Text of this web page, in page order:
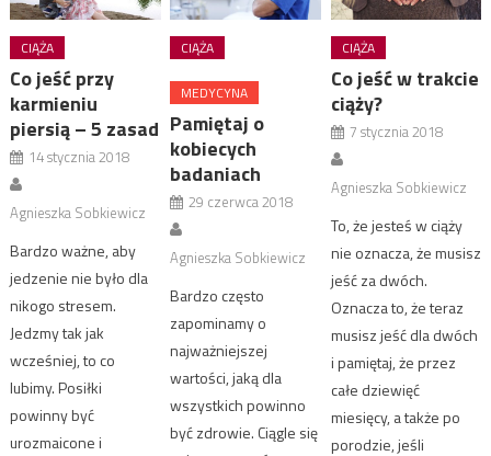
CIĄŻA
Co jeść przy
karmieniu
piersią – 5 zasad
14 stycznia 2018
Agnieszka Sobkiewicz
Bardzo ważne, aby
jedzenie nie było dla
nikogo stresem.
Jedzmy tak jak
wcześniej, to co
lubimy. Posiłki
powinny być
urozmaicone i
CIĄŻA
MEDYCYNA
Pamiętaj o
kobiecych
badaniach
29 czerwca 2018
Agnieszka Sobkiewicz
Bardzo często
zapominamy o
najważniejszej
wartości, jaką dla
wszystkich powinno
być zdrowie. Ciągle się
CIĄŻA
Co jeść w trakcie
ciąży?
7 stycznia 2018
Agnieszka Sobkiewicz
To, że jesteś w ciąży
nie oznacza, że musisz
jeść za dwóch.
Oznacza to, że teraz
musisz jeść dla dwóch
i pamiętaj, że przez
całe dziewięć
miesięcy, a także po
porodzie, jeśli